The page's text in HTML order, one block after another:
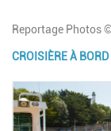
Reportage Photos
Paragraphes
CROISIÈRE À
Image